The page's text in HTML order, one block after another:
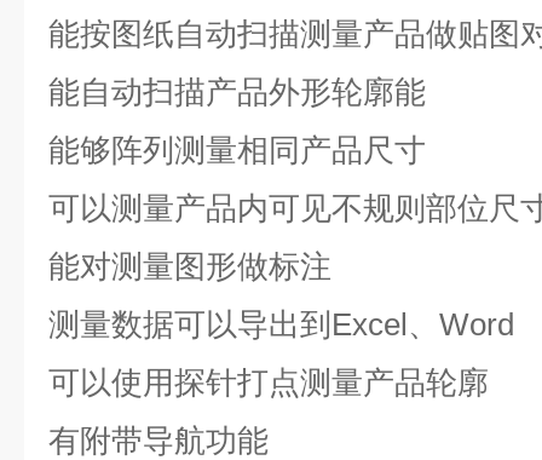
能按图纸自动扫描测量产品做贴图
能自动扫描产品外形轮廓能
能够阵列测量相同产品尺寸
可以测量产品内可见不规则部位尺
能对测量图形做标注
测量数据可以导出到Excel、Word
可以使用探针打点测量产品轮廓
有附带导航功能